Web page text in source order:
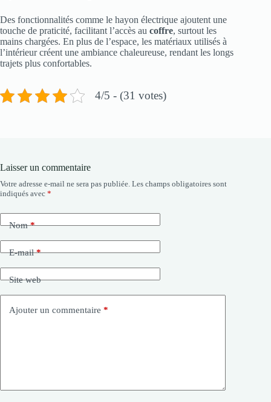
Des fonctionnalités comme le hayon électrique ajoutent une
touche de praticité, facilitant l’accès au coffre, surtout les
mains chargées. En plus de l’espace, les matériaux utilisés à
l’intérieur créent une ambiance chaleureuse, rendant les longs
trajets plus confortables.
4/5 - (31 votes)
Laisser un commentaire
Votre adresse e-mail ne sera pas publiée. Les champs obligatoires sont
indiqués avec *
Nom*
E-mail*
Site web
Ajouter un commentaire *